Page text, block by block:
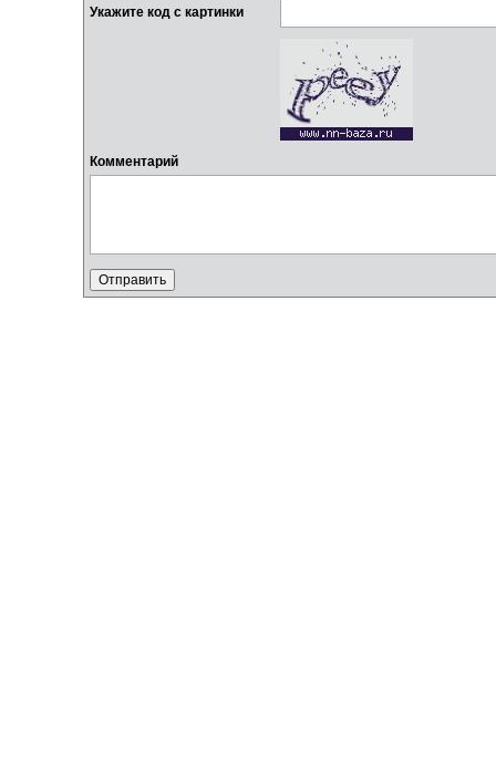
Укажите код с картинки
Комментарий